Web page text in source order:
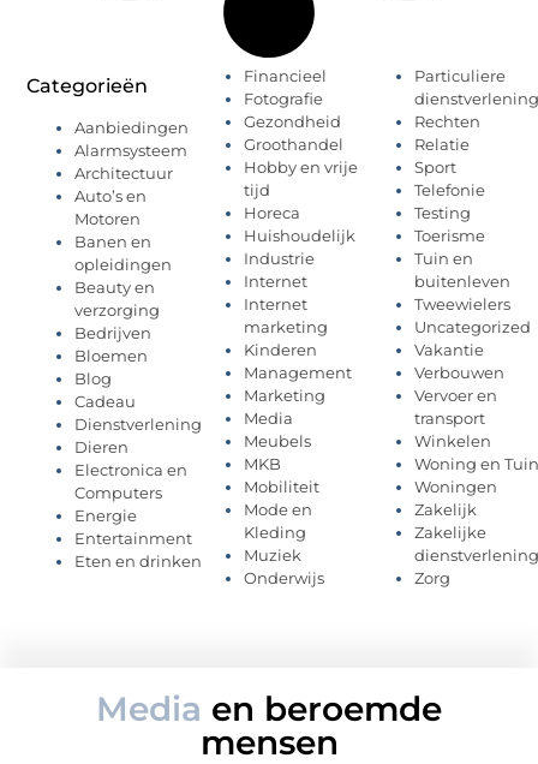
Categorieën
Aanbiedingen
Alarmsysteem
Architectuur
Auto’s en
Motoren
Banen en
opleidingen
Beauty en
verzorging
Bedrijven
Bloemen
Blog
Cadeau
Dienstverlening
Dieren
Electronica en
Computers
Energie
Entertainment
Eten en drinken
Financieel
Fotografie
Gezondheid
Groothandel
Hobby en vrije
tijd
Horeca
Huishoudelijk
Industrie
Internet
Internet
marketing
Kinderen
Management
Marketing
Media
Meubels
MKB
Mobiliteit
Mode en
Kleding
Muziek
Onderwijs
Particuliere
dienstverlening
Rechten
Relatie
Sport
Telefonie
Testing
Toerisme
Tuin en
buitenleven
Tweewielers
Uncategorized
Vakantie
Verbouwen
Vervoer en
transport
Winkelen
Woning en Tuin
Woningen
Zakelijk
Zakelijke
dienstverlening
Zorg
Media en beroemde
mensen